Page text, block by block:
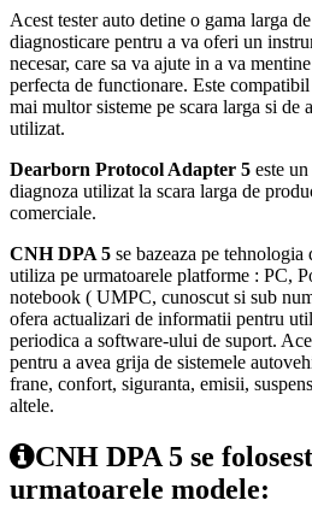
Acest tester auto detine o gama larga
diagnosticare pentru a va oferi un
necesar, care sa va ajute in a va
perfecta de functionare. Este
mai multor sisteme pe scara larga si de
utilizat.
Dearborn Protocol Adapter 5 este
diagnoza utilizat la scara larga de
comerciale.
CNH DPA 5 se bazeaza pe
utiliza pe urmatoarele platforme : PC,
notebook ( UMPC, cunoscut si sub
ofera actualizari de informatii pentru
periodica a software-ului de suport.
pentru a avea grija de sistemele
frane, confort, siguranta, emisii,
altele.
CNH DPA 5 se
urmatoarele modele: